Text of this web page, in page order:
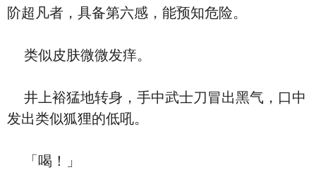
阶超凡者，具备第六感，能预知危险。
类似皮肤微微发痒。
井上裕猛地转身，手中武士刀冒出黑气，口中
发出类似狐狸的低吼。
「喝！」